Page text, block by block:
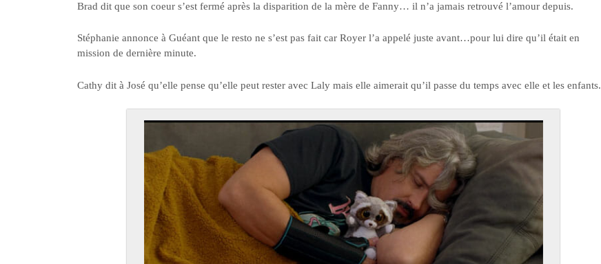
Brad dit que son coeur s’est fermé après la disparition de la mère de Fanny… il n’a jamais retrouvé l’amour depuis.
Stéphanie annonce à Guéant que le resto ne s’est pas fait car Royer l’a appelé juste avant…pour lui dire qu’il était en
mission de dernière minute.
Cathy dit à José qu’elle pense qu’elle peut rester avec Laly mais elle aimerait qu’il passe du temps avec elle et les enfants.